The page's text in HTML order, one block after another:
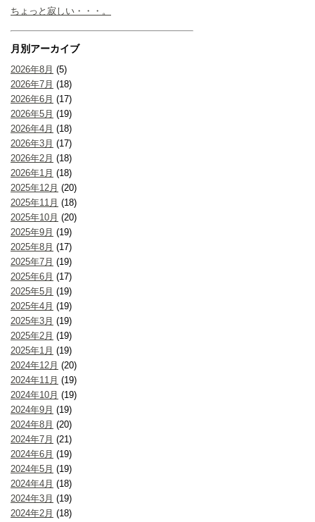
ちょっと寂しい・・・。
月別アーカイブ
2026年8月 (5)
2026年7月 (18)
2026年6月 (17)
2026年5月 (19)
2026年4月 (18)
2026年3月 (17)
2026年2月 (18)
2026年1月 (18)
2025年12月 (20)
2025年11月 (18)
2025年10月 (20)
2025年9月 (19)
2025年8月 (17)
2025年7月 (19)
2025年6月 (17)
2025年5月 (19)
2025年4月 (19)
2025年3月 (19)
2025年2月 (19)
2025年1月 (19)
2024年12月 (20)
2024年11月 (19)
2024年10月 (19)
2024年9月 (19)
2024年8月 (20)
2024年7月 (21)
2024年6月 (19)
2024年5月 (19)
2024年4月 (18)
2024年3月 (19)
2024年2月 (18)